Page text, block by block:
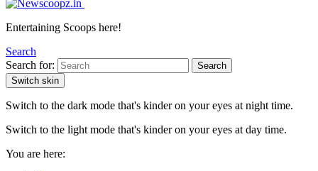
Entertaining Scoops here!
Search
Search for:
Search
Switch skin
Switch to the dark mode that's kinder on your eyes at night time.
Switch to the light mode that's kinder on your eyes at day time.
You are here: